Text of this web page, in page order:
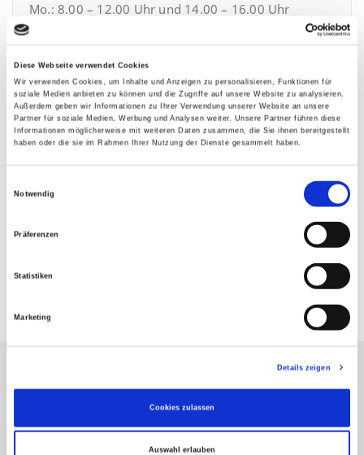
Diese Webseite verwendet Cookies
Wir verwenden Cookies, um Inhalte und Anzeigen zu personalisieren, Funktionen für
soziale Medien anbieten zu können und die Zugriffe auf unsere Website zu analysieren.
Außerdem geben wir Informationen zu Ihrer Verwendung unserer Website an unsere
Partner für soziale Medien, Werbung und Analysen weiter. Unsere Partner führen diese
Informationen möglicherweise mit weiteren Daten zusammen, die Sie ihnen bereitgestellt
haben oder die sie im Rahmen Ihrer Nutzung der Dienste gesammelt haben.
Notwendig
Präferenzen
Statistiken
Marketing
Details zeigen
Cookies zulassen
Auswahl erlauben
Mo.: 8.00 – 12.00 Uhr und 14.00 – 16.00 Uhr
Mi.: nach Vereinbarung
Do.: 8.00 – 12.00 Uhr und 14.00 – 17.00 Uhr
Fr.: 8.00 – 12.00 Uhr
Gerne können Sie mit uns auch
Besichtigungstermine außerhalb der oben genannten
Öffnungszeiten vereinbaren. Rufen Sie uns dazu bitte
unter 0291/ 9906-0 an.
Bleiben Sie auf dem neuesten